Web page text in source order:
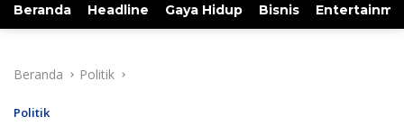
Beranda Headline Gaya Hidup Bisnis
Beranda Politik
Politik